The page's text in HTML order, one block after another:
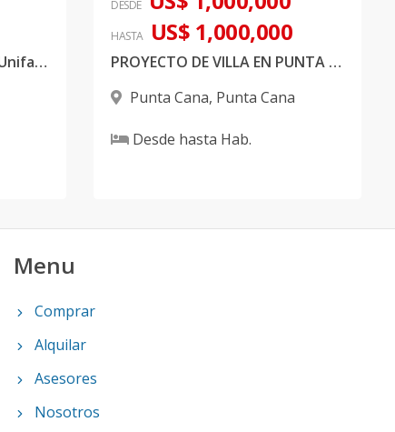
Proyecto de villas Dúplex Unifamiliares en Punta Cana
DESDE
HASTA US$ 1,000,000
PROYECTO DE VILLA EN PUNTA CANA
Punta Cana, Punta Cana
Desde hasta Hab.
Menu
Comprar
Alquilar
Asesores
Nosotros